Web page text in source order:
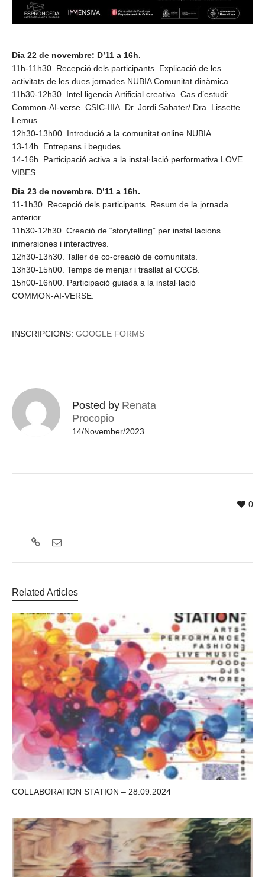
Dia 22 de novembre: D’11 a 16h.
11h-11h30. Recepció dels participants. Explicació de les
activitats de les dues jornades NUBIA Comunitat dinàmica.
11h30-12h30. Intel.ligencia Artificial creativa. Cas d’estudi:
Common-AI-verse. CSIC-IIIA. Dr. Jordi Sabater/ Dra. Lissette
Lemus.
12h30-13h00. Introdució a la comunitat online NUBIA.
13-14h. Entrepans i begudes.
14-16h. Participació activa a la instal·lació performativa LOVE
VIBES.
Dia 23 de novembre. D’11 a 16h.
11-1h30. Recepció dels participants. Resum de la jornada
anterior.
11h30-12h30. Creació de “storytelling” per instal.lacions
inmersiones i interactives.
12h30-13h30. Taller de co-creació de comunitats.
13h30-15h00. Temps de menjar i trasllat al CCCB.
15h00-16h00. Participació guiada a la instal·lació
COMMON-AI-VERSE.
INSCRIPCIONS: GOOGLE FORMS
Posted by Renata
Procopio
14/November/2023
0
Related Articles
COLLABORATION STATION – 28.09.2024